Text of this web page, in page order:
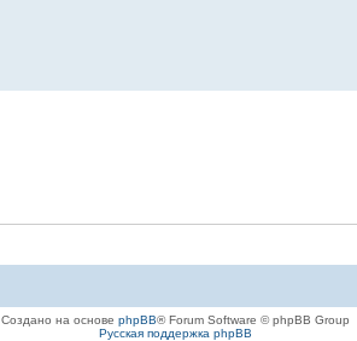
Создано на основе phpBB® Forum Software © phpBB Group
Русская поддержка phpBB